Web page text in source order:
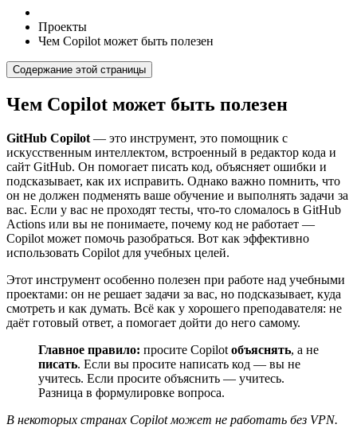
Проекты
Чем Copilot может быть полезен
Содержание этой страницы
Чем Copilot может быть полезен
GitHub Copilot — это инструмент, это помощник с
искусственным интеллектом, встроенный в редактор кода и
сайт GitHub. Он помогает писать код, объясняет ошибки и
подсказывает, как их исправить. Однако важно помнить, что
он не должен подменять ваше обучение и выполнять задачи за
вас. Если у вас не проходят тесты, что-то сломалось в GitHub
Actions или вы не понимаете, почему код не работает —
Copilot может помочь разобраться. Вот как эффективно
использовать Copilot для учебных целей.
Этот инструмент особенно полезен при работе над учебными
проектами: он не решает задачи за вас, но подсказывает, куда
смотреть и как думать. Всё как у хорошего преподавателя: не
даёт готовый ответ, а помогает дойти до него самому.
Главное правило: просите Copilot объяснять, а не
писать. Если вы просите написать код — вы не
учитесь. Если просите объяснить — учитесь.
Разница в формулировке вопроса.
В некоторых странах Copilot может не работать без VPN.